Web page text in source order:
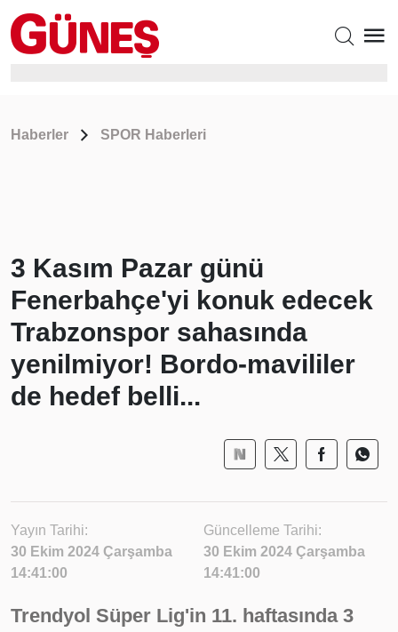
Haberler SPOR Haberleri
3 Kasım Pazar günü
Fenerbahçe'yi konuk edecek
Trabzonspor sahasında
yenilmiyor! Bordo-mavililer
de hedef belli...
Yayın Tarihi:
30 Ekim 2024 Çarşamba
14:41:00
Güncelleme Tarihi:
30 Ekim 2024 Çarşamba
14:41:00
Trendyol Süper Lig'in 11. haftasında 3